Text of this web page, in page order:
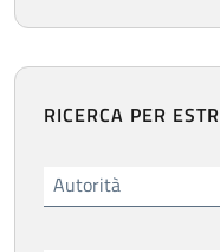
RICERCA PER
Autorità